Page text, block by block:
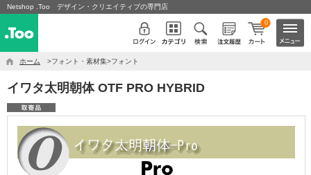
Netshop .Too デザイン・クリエイティブの専門店
0
ホーム >フォント・素材集>フォント
イワタ太明朝体 OTF PRO HYBRID